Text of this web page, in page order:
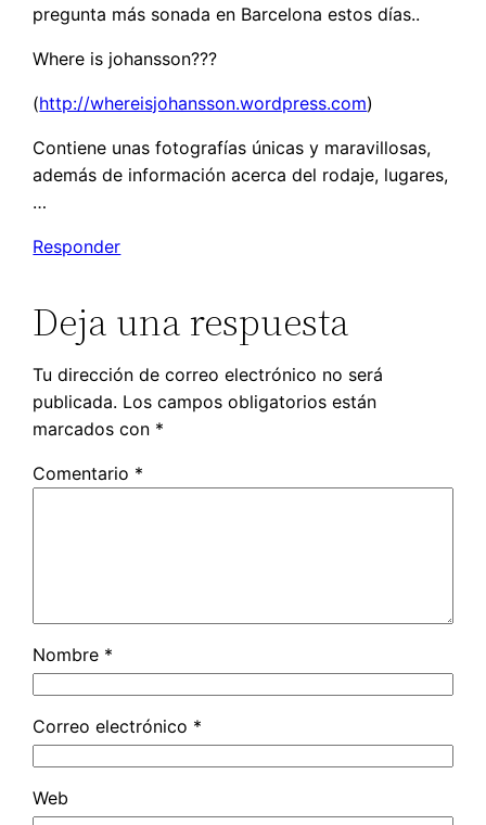
pregunta más sonada en Barcelona estos días..
Where is johansson???
(http://whereisjohansson.wordpress.com)
Contiene unas fotografías únicas y maravillosas,
además de información acerca del rodaje, lugares,
…
Responder
Deja una respuesta
Tu dirección de correo electrónico no será
publicada. Los campos obligatorios están
marcados con *
Comentario *
Nombre *
Correo electrónico *
Web